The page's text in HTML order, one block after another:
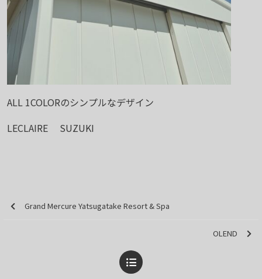
ALL 1COLORのシンプルなデザイン
LECLAIRE SUZUKI
Grand Mercure Yatsugatake Resort & Spa
OLEND